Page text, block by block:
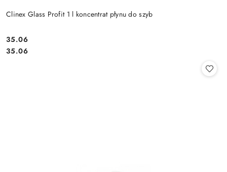
Clinex Glass Profit 1 l koncentrat płynu do szyb
Cena:
35.06
Cena:
35.06